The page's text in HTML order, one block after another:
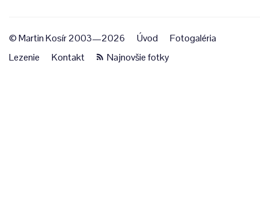
© Martin Kosír 2003—2026 Úvod
Fotogaléria
Lezenie
Kontakt Najnovšie fotky